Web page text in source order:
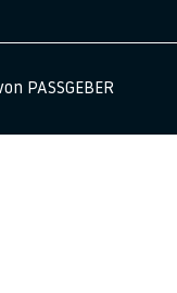
PASSGEBER